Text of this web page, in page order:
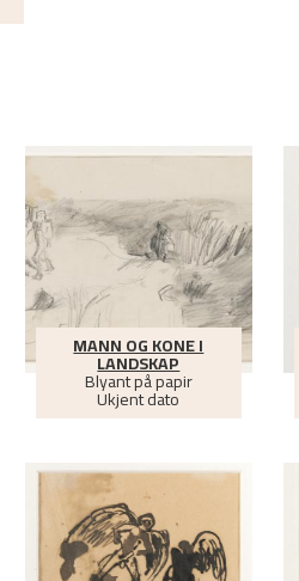
MANN OG KONE I
LANDSKAP
Blyant på papir
Ukjent dato